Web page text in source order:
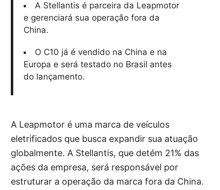
A Stellantis é parceira da Leapmotor
e gerenciará sua operação fora da
China.
O C10 já é vendido na China e na
Europa e será testado no Brasil antes
do lançamento.
A Leapmotor é uma marca de veículos
eletrificados que busca expandir sua atuação
globalmente. A Stellantis, que detém 21% das
ações da empresa, será responsável por
estruturar a operação da marca fora da China.